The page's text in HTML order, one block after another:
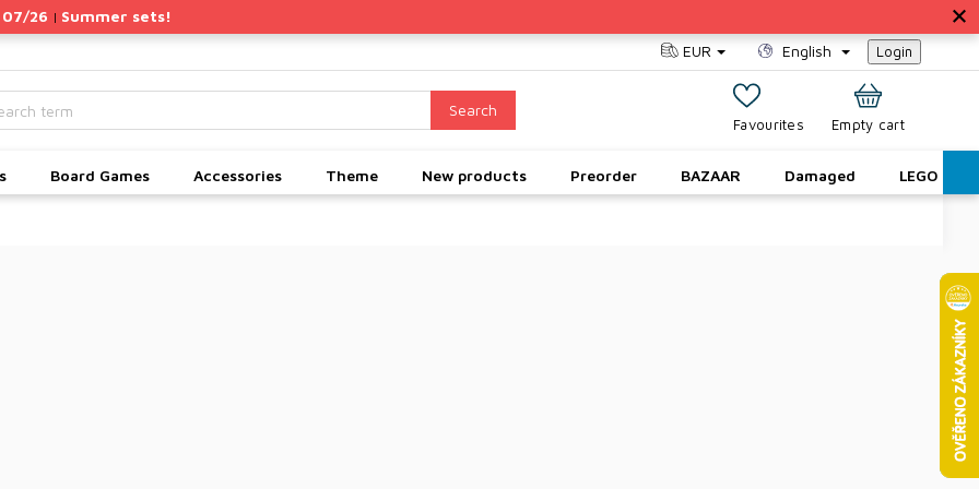
07/26 | Summer sets!
EUR English Login
Search
SHOPPING
Empty cart
Board Games Accessories Theme New products Preorder BAZAAR Damaged LEGO